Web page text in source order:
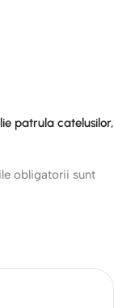
patrula catelusilor,
obligatorii sunt